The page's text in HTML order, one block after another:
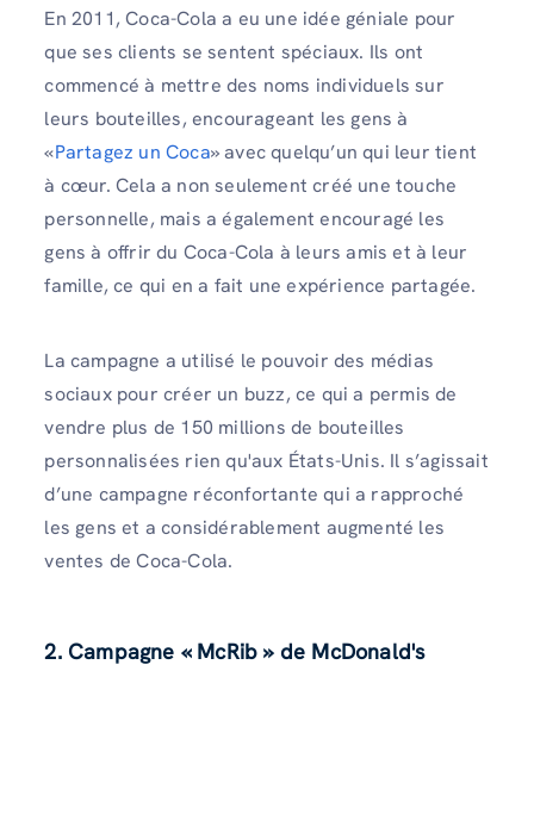
En 2011, Coca-Cola a eu une idée géniale pour
que ses clients se sentent spéciaux. Ils ont
commencé à mettre des noms individuels sur
leurs bouteilles, encourageant les gens à
«Partagez un Coca» avec quelqu’un qui leur tient
à cœur. Cela a non seulement créé une touche
personnelle, mais a également encouragé les
gens à offrir du Coca-Cola à leurs amis et à leur
famille, ce qui en a fait une expérience partagée.
La campagne a utilisé le pouvoir des médias
sociaux pour créer un buzz, ce qui a permis de
vendre plus de 150 millions de bouteilles
personnalisées rien qu'aux États-Unis. Il s’agissait
d’une campagne réconfortante qui a rapproché
les gens et a considérablement augmenté les
ventes de Coca-Cola.
2. Campagne « McRib » de McDonald's